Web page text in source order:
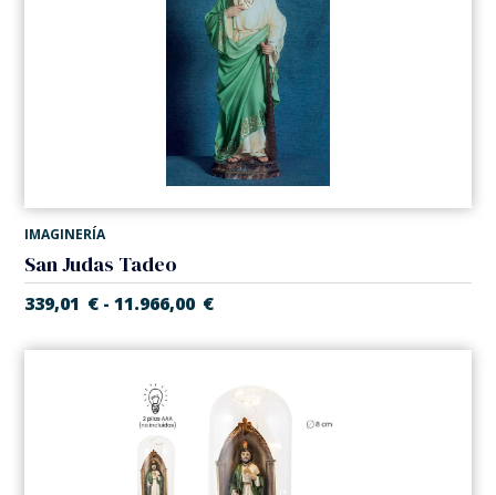
IMAGINERÍA
San Judas Tadeo
339,01 € - 11.966,00 €